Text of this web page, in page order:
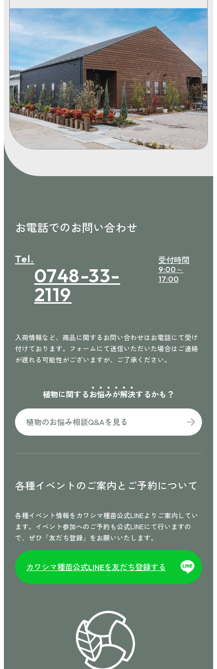
お電話でのお問い合わせ
Tel.
0748-33-
2119
受付時間
9:00～
17:00
入荷情報など、商品に関するお問い合わせはお電話にて受け
付けております。フォームにて送信いただいた場合はご連絡
が遅れる可能性がございますが、ご了承ください。
植物に関するお悩みが解決するかも？
植物のお悩み相談Q&Aを見る
各種イベントのご案内と ご予約について
各種イベント情報をカワシマ種苗公式LINEよりご案内してい
ます。イベント参加へのご予約も公式LINEにて行いますの
で、ぜひ「友だち登録」をお願いいたします。
カワシマ種苗公式LINEを友だち登録する